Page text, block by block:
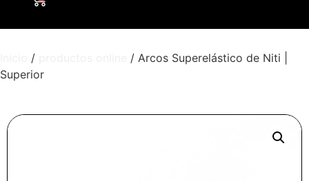
/
/ Arcos Superelástico de Niti |
Superior